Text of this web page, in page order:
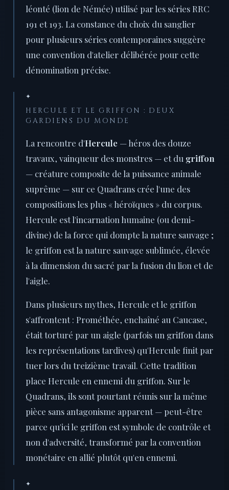
léonté (lion de Némée) utilisé par les séries RRC
191 et 193. La constance du choix du sanglier
pour plusieurs séries contemporaines suggère
une convention d'atelier délibérée pour cette
dénomination précise.
✦
HERCULE ET LE GRIFFON : DEUX
GARDIENS DU MONDE
La rencontre d'Hercule — héros des douze
travaux, vainqueur des monstres — et du griffon
— créature composite de la puissance animale
suprême — sur ce Quadrans crée l'une des
compositions les plus « héroïques » du corpus.
Hercule est l'incarnation humaine (ou demi-
divine) de la force qui dompte la nature sauvage ;
le griffon est la nature sauvage sublimée, élevée
à la dimension du sacré par la fusion du lion et de
l'aigle.
Dans plusieurs mythes, Hercule et le griffon
s'affrontent : Prométhée, enchaîné au Caucase,
était torturé par un aigle (parfois un griffon dans
les représentations tardives) qu'Hercule finit par
tuer lors du treizième travail. Cette tradition
place Hercule en ennemi du griffon. Sur le
Quadrans, ils sont pourtant réunis sur la même
pièce sans antagonisme apparent — peut-être
parce qu'ici le griffon est symbole de contrôle et
non d'adversité, transformé par la convention
monétaire en allié plutôt qu'en ennemi.
✦